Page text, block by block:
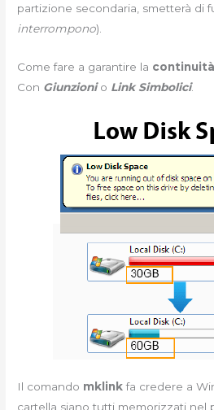
partizione secondaria, smetterà di
interrompono).
Come fare a garantire la continuità
Con Giunzionio Link Simbolici.
Il comando mklinkfa credere a
cartella siano tutti memorizzati nel